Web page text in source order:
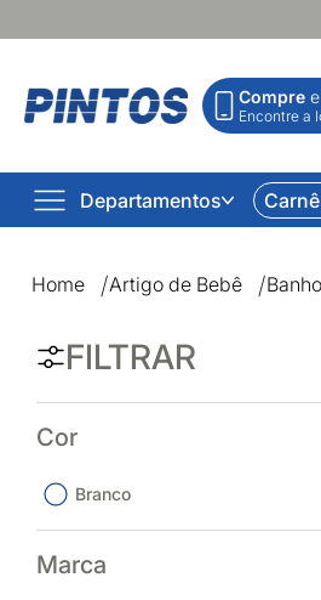
Compre e
Encontre a
Departamentos
Home
Artigo de Bebê
FILTRAR
Cor
Branco
Marca